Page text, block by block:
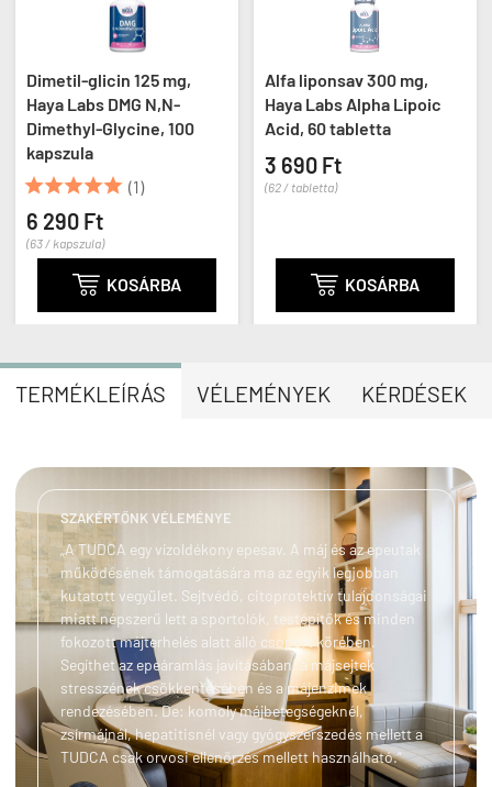
Dimetil-glicin 125 mg,
Haya Labs DMG N,N-
Dimethyl-Glycine, 100
kapszula
 (1)
6 290 Ft
(63 / kapszula)
 KOSÁRBA
Alfa liponsav 300 mg,
Haya Labs Alpha Lipoic
Acid, 60 tabletta
3 690 Ft
(62 / tabletta)
 KOSÁRBA
TERMÉKLEÍRÁS VÉLEMÉNYEK KÉRDÉSEK
SZAKÉRTŐNK VÉLEMÉNYE
„A TUDCA egy vízoldékony epesav. A máj és az epeutak
működésének támogatására ma az egyik legjobban
kutatott vegyület. Sejtvédő, citoprotektív tulajdonságai
miatt népszerű lett a sportolók, testépítők és minden
fokozott májterhelés alatt álló csoport körében.
Segíthet az epeáramlás javításában, a májsejtek
stresszének csökkentésében és a májenzimek
rendezésében. De: komoly májbetegségeknél,
zsírmájnál, hepatitisnél vagy gyógyszerszedés mellett a
TUDCA csak orvosi ellenőrzés mellett használható.”